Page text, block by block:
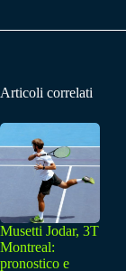
Articoli correlati
Musetti Jodar, 3T
Montreal:
pronostico e